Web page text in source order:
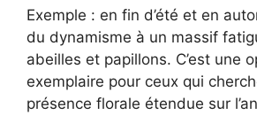
Exemple : en fin d’été et en
du dynamisme à un massif
abeilles et papillons. C’est une
exemplaire pour ceux qui
présence florale étendue sur